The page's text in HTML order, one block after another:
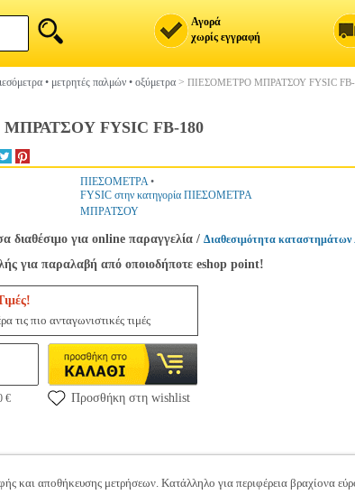
Αγορά
χωρίς εγγραφή
• μετρητές παλμών • οξύμετρα > ΠΙΕΣΟΜΕΤΡΟ ΜΠΡΑΤΣΟΥ FYSIC FB-
FYSIC FB-180
ΠΙΕΣΟΜΕΤΡΑ•
FYSIC στην κατηγορία ΠΙΕΣΟΜΕΤΡΑ
ΜΠΡΑΤΣΟΥ
διαθέσιμο για online παραγγελία / Διαθεσιμότητα καταστημάτων
για παραλαβή από οποιοδήποτε eshop point!
τις πιο ανταγωνιστικές τιμές
€ Προσθήκη στη wishlist
και αποθήκευσης μετρήσεων. Κατάλληλο για περιφέρεια βραχίονα